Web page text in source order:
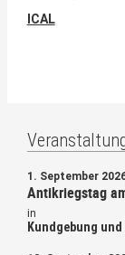
ICAL
1. September
Antikriegstag
in
Kundgebung und